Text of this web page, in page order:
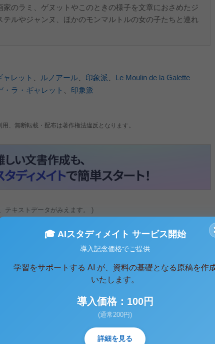
のラミ、ゲヌットやこのときの様子を文章におさめたジ
ルやジャンヌ、ほかのモンマルトルの女の子たちと連れ
ャレット ルノアール 印象派
Le Moulin de la Galette
・ラ・ギャレット 印象派
、無断転載・配布は著作権法違反となります。
テキストデータがみえます。 )
年
モージュにうまれ、３歳でパリに移住、どちらかといえ
ルが最初に絵画の分野で才能をみせはじめたのは１３歳
、コーヒーカップの小さな花模様や牧歌的な羊飼いの風
ワネットの肖像までも描いたりしていた。女性用の扇子
て彼は絵筆を使う技術を着実に会得していきました。２
🎓 AIスタディメイト サービス開始
導入記念価格でご提供
学習をサポートする AI が、資料の基礎となる原稿を作
いたします。
導入価格：100円
(通常200円)
詳細を見る